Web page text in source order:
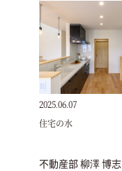
2025.06.07
住宅の水
不動産部 柳澤 博志